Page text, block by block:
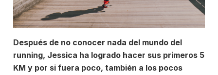
Después de no conocer nada del mundo del
running, Jessica ha logrado hacer sus primeros 5
KM y por si fuera poco, también a los pocos